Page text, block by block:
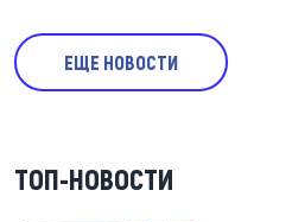
ЕЩЕ НОВОСТИ
ТОП-НОВОСТИ